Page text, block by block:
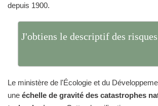
depuis 1900.
J'obtiens le descriptif des
Le ministère de l'Écologie et du
une échelle de gravité des catastrophes